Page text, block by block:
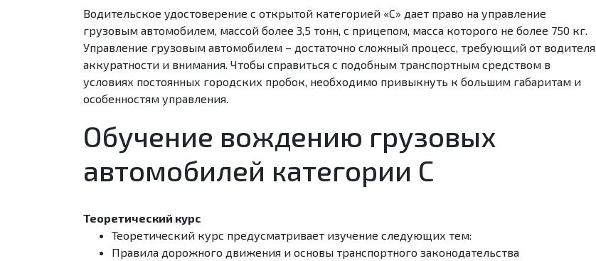
Водительское удостоверение с открытой категорией «С» дает право на управление
грузовым автомобилем, массой более 3,5 тонн, с прицепом, масса которого не более 750 кг.
Управление грузовым автомобилем – достаточно сложный процесс, требующий от водителя
аккуратности и внимания. Чтобы справиться с подобным транспортным средством в
условиях постоянных городских пробок, необходимо привыкнуть к большим габаритам и
особенностям управления.
Обучение вождению грузовых
автомобилей категории С
Теоретический курс
Теоретический курс предусматривает изучение следующих тем:
Правила дорожного движения и основы транспортного законодательства